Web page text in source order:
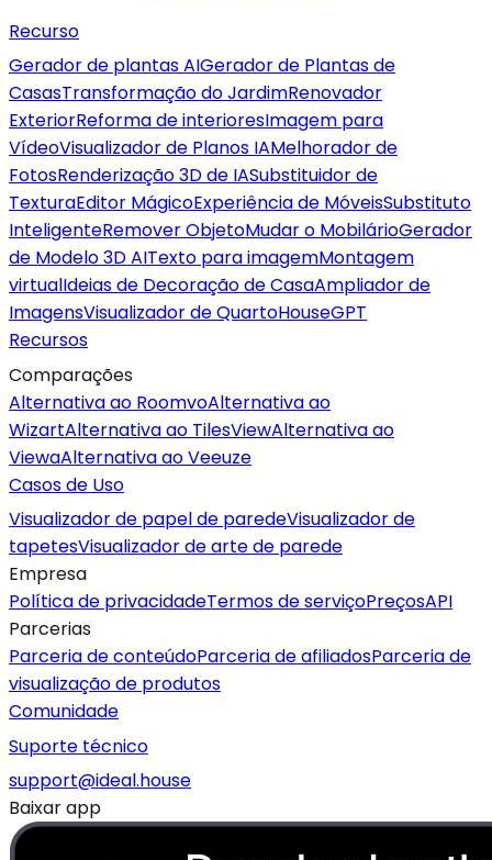
Recurso
Gerador de plantas AIGerador de Plantas de
CasasTransformação do JardimRenovador
ExteriorReforma de interioresImagem para
VídeoVisualizador de Planos IAMelhorador de
FotosRenderização 3D de IASubstituidor de
TexturaEditor MágicoExperiência de MóveisSubstituto
InteligenteRemover ObjetoMudar o MobilárioGerador
de Modelo 3D AITexto para imagemMontagem
virtualIdeias de Decoração de CasaAmpliador de
ImagensVisualizador de QuartoHouseGPT
Recursos
Comparações
Alternativa ao RoomvoAlternativa ao
WizartAlternativa ao TilesViewAlternativa ao
ViewaAlternativa ao Veeuze
Casos de Uso
Visualizador de papel de paredeVisualizador de
tapetesVisualizador de arte de parede
Empresa
Política de privacidadeTermos de serviçoPreçosAPI
Parcerias
Parceria de conteúdoParceria de afiliadosParceria de
visualização de produtos
Comunidade
Suporte técnico
support@ideal.house
Baixar app